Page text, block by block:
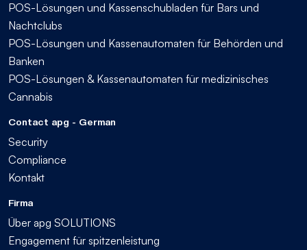
POS-Lösungen und Kassenschubladen für Bars und
Nachtclubs
POS-Lösungen und Kassenautomaten für Behörden und
Banken
POS-Lösungen & Kassenautomaten für medizinisches
Cannabis
Contact apg - German
Security
Compliance
Kontakt
Firma
Über apg SOLUTIONS
Engagement für spitzenleistung